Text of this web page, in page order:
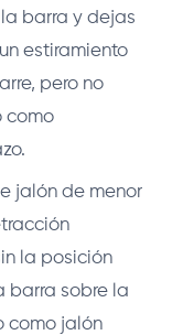
barra y dejas
estiramiento
pero no
como
jalón de menor
la posición
barra sobre la
como jalón